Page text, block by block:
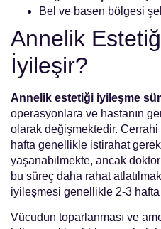
Bel ve basen bölgesi
Annelik
İyileşir?
Annelik estetiği iyileşme
operasyonlara ve hastanın
olarak değişmektedir.
hafta genellikle istirahat
yaşanabilmekte, ancak
bu süreç daha rahat
iyileşmesi genellikle 2-3
Vücudun toparlanması ve